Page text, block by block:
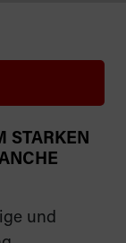
STARKEN
und